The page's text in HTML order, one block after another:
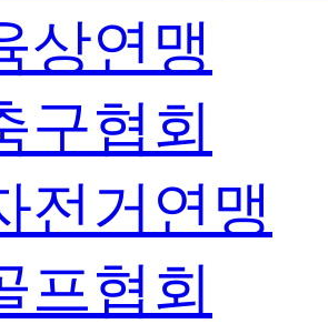
상연맹
구협회
전거연맹
프협회